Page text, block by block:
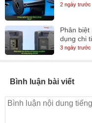
2 ngày trước
Phân biệt
dụng chi
3 ngày trước
Bình luận bài viết